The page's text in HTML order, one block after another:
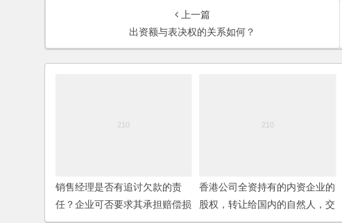
上一篇
出资额与表决权的关系如何？
销售经理是否有追讨欠款的责
任？企业可否要求其承担赔偿损
香港公司全资持有的内资企业的
股权，转让给国内的自然人，交